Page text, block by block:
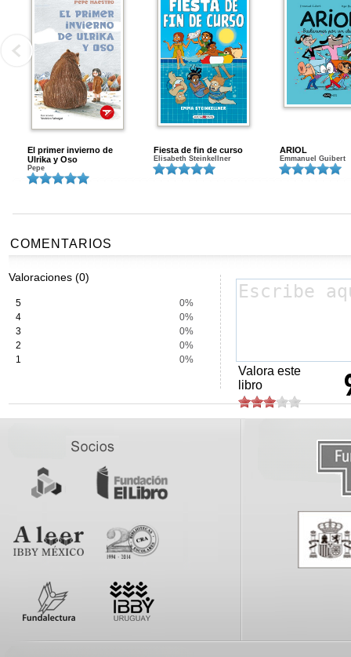
El primer invierno de
Ulrika y Oso
Pepe
Fiesta de fin de curso
Elisabeth Steinkellner
ARIOL
Emmanuel Guibert
COMENTARIOS
Valoraciones (0)
5
0%
4
0%
3
0%
2
0%
1
0%
Valora este
libro